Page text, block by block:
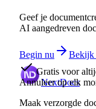
Geef je
AI aangedreven
Begin nu
Bekijk
Gratis voor
Annuleer op elk
NextDocs
Maak verzorgde